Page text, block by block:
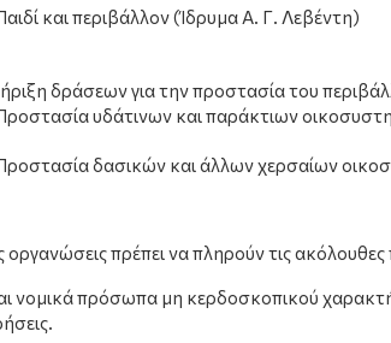
και περιβάλλον (Ίδρυμα Α. Γ. Λεβέντη)
δράσεων για την προστασία του
υδάτινων και παράκτιων
δασικών και άλλων χερσαίων
οργανώσεις πρέπει να πληρούν τις
νομικά πρόσωπα μη κερδοσκοπικού